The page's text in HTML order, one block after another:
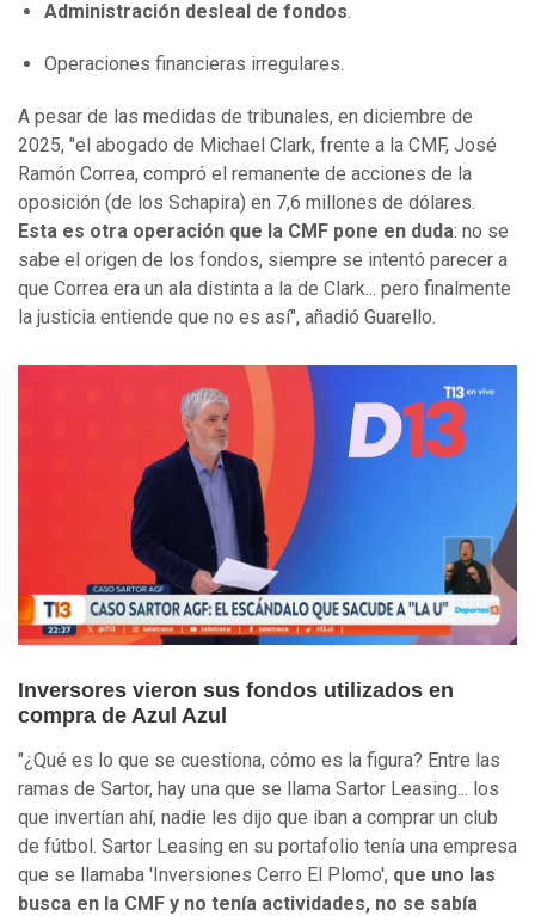
Administración desleal de fondos.
Operaciones financieras irregulares.
A pesar de las medidas de tribunales, en diciembre de
2025, "el abogado de Michael Clark, frente a la CMF, José
Ramón Correa, compró el remanente de acciones de la
oposición (de los Schapira) en 7,6 millones de dólares.
Esta es otra operación que la CMF pone en duda: no se
sabe el origen de los fondos, siempre se intentó parecer a
que Correa era un ala distinta a la de Clark... pero finalmente
la justicia entiende que no es así", añadió Guarello.
Inversores vieron sus fondos utilizados en
compra de Azul Azul
"¿Qué es lo que se cuestiona, cómo es la figura? Entre las
ramas de Sartor, hay una que se llama Sartor Leasing... los
que invertían ahí, nadie les dijo que iban a comprar un club
de fútbol. Sartor Leasing en su portafolio tenía una empresa
que se llamaba 'Inversiones Cerro El Plomo', que uno las
busca en la CMF y no tenía actividades, no se sabía